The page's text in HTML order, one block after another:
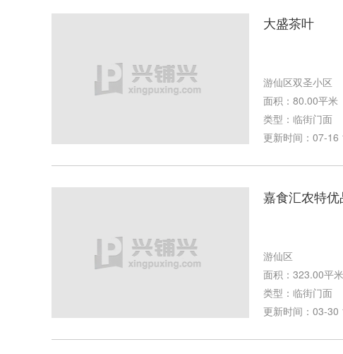
大盛茶叶
游仙区双圣小区
面积：80.00平米
类型：临街门面
更新时间：07-16
嘉食汇农特优
游仙区
面积：323.00平米
类型：临街门面
更新时间：03-30